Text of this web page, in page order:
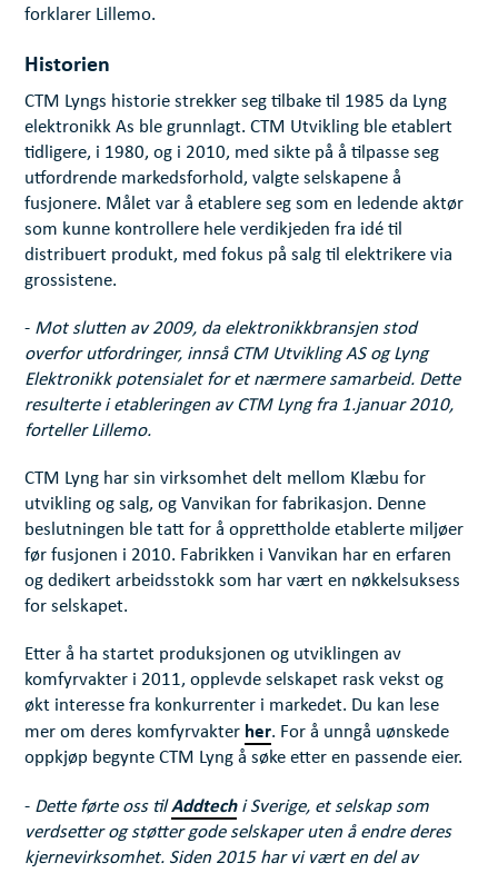
forklarer Lillemo.
Historien
CTM Lyngs historie strekker seg tilbake til 1985 da Lyng
elektronikk As ble grunnlagt. CTM Utvikling ble etablert
tidligere, i 1980, og i 2010, med sikte på å tilpasse seg
utfordrende markedsforhold, valgte selskapene å
fusjonere. Målet var å etablere seg som en ledende aktør
som kunne kontrollere hele verdikjeden fra idé til
distribuert produkt, med fokus på salg til elektrikere via
grossistene.
- Mot slutten av 2009, da elektronikkbransjen stod
overfor utfordringer, innså CTM Utvikling AS og Lyng
Elektronikk potensialet for et nærmere samarbeid. Dette
resulterte i etableringen av CTM Lyng fra 1.januar 2010,
forteller Lillemo.
CTM Lyng har sin virksomhet delt mellom Klæbu for
utvikling og salg, og Vanvikan for fabrikasjon. Denne
beslutningen ble tatt for å opprettholde etablerte miljøer
før fusjonen i 2010. Fabrikken i Vanvikan har en erfaren
og dedikert arbeidsstokk som har vært en nøkkelsuksess
for selskapet.
Etter å ha startet produksjonen og utviklingen av
komfyrvakter i 2011, opplevde selskapet rask vekst og
økt interesse fra konkurrenter i markedet. Du kan lese
mer om deres komfyrvakter her. For å unngå uønskede
oppkjøp begynte CTM Lyng å søke etter en passende eier.
- Dette førte oss tilAddtechi Sverige, et selskap som
verdsetter og støtter gode selskaper uten å endre deres
kjernevirksomhet. Siden 2015 har vi vært en del av